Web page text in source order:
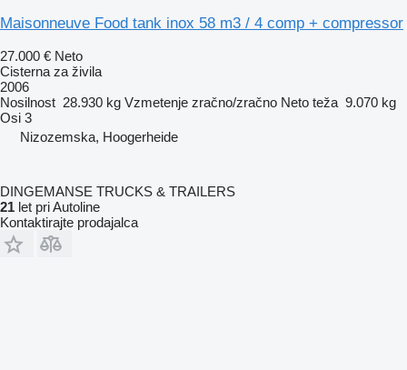
Maisonneuve Food tank inox 58 m3 / 4 comp + compressor
27.000 € Neto
Cisterna za živila
2006
Nosilnost 28.930 kg Vzmetenje zračno/zračno Neto teža 9.070 kg
Osi 3
Nizozemska, Hoogerheide
DINGEMANSE TRUCKS & TRAILERS
21 let pri Autoline
Kontaktirajte prodajalca